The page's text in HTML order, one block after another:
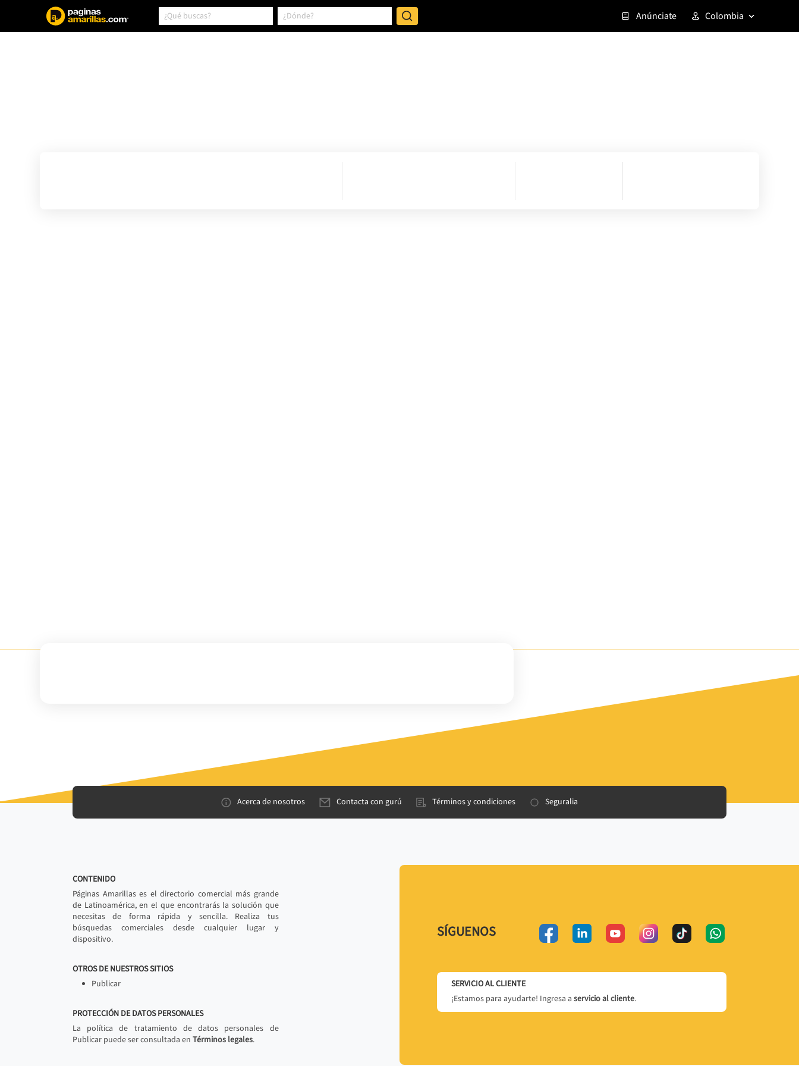
Anúnciate Colombia
Acerca de nosotros Contacta con gurú Términos y condiciones Seguralia
CONTENIDO
Páginas Amarillas es el directorio comercial más grande
de Latinoamérica, en el que encontrarás la solución que
necesitas de forma rápida y sencilla. Realiza tus
búsquedas comerciales desde cualquier lugar y
dispositivo.
OTROS DE NUESTROS SITIOS
Publicar
PROTECCIÓN DE DATOS PERSONALES
La política de tratamiento de datos personales de
Publicar puede ser consultada en Términos legales.
SÍGUENOS
SERVICIO AL CLIENTE
¡Estamos para ayudarte! Ingresa a servicio al cliente.